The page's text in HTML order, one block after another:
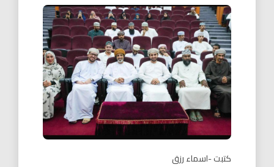
كتبت -اسماء رزق